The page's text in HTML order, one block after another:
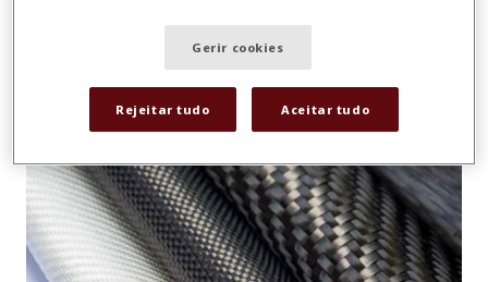
controles automatizados.
Gerir cookies
Rejeitar tudo Aceitar tudo